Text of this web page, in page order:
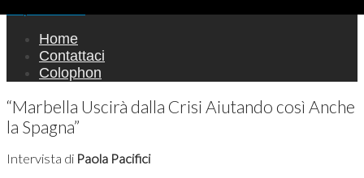
Home
Contattaci
Colophon
“Marbella Uscirà dalla Crisi Aiutando così Anche
la Spagna”
Intervista di Paola Pacifici